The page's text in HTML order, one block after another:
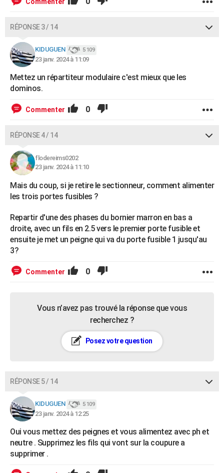
RÉPONSE 3 / 14
KIDUGUEN 5 109
23 janv. 2024 à 11:09
Mettez un répartiteur modulaire c'est mieux que les
dominos.
Commenter 0
RÉPONSE 4 / 14
flodereims0202
23 janv. 2024 à 11:10
Mais du coup, si je retire le sectionneur, comment alimenter
les trois portes fusibles ?
Repartir d'une des phases du bornier marron en bas a
droite, avec un fils en 2.5 vers le premier porte fusible et
ensuite je met un peigne qui va du porte fusible 1 jusqu'au
3?
Commenter 0
Vous n’avez pas trouvé la réponse que vous
recherchez ?
Posez votre question
RÉPONSE 5 / 14
KIDUGUEN 5 109
23 janv. 2024 à 12:25
Oui vous mettez des peignes et vous alimentez avec ph et
neutre . Supprimez les fils qui vont sur la coupure a
supprimer .